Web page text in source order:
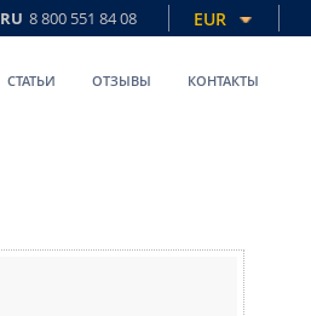
RU 8 800 551 84 08 EUR
СТАТЬИ ОТЗЫВЫ КОНТАКТЫ